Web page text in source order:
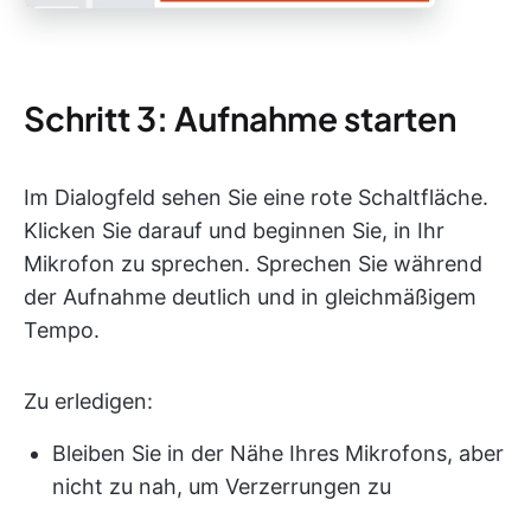
Schritt 3: Aufnahme starten
Im Dialogfeld sehen Sie eine rote Schaltfläche.
Klicken Sie darauf und beginnen Sie, in Ihr
Mikrofon zu sprechen. Sprechen Sie während
der Aufnahme deutlich und in gleichmäßigem
Tempo.
Zu erledigen:
Bleiben Sie in der Nähe Ihres Mikrofons, aber
nicht zu nah, um Verzerrungen zu